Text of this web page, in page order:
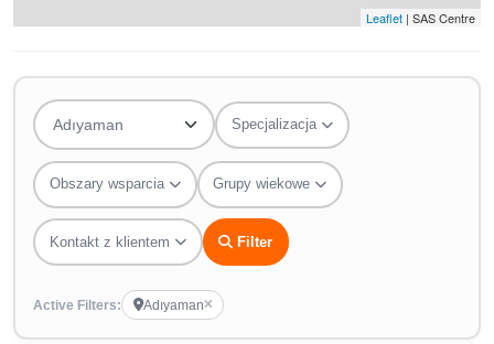
Leaflet | SAS Centre
Specjalizacja
Obszary wsparcia Grupy wiekowe
Kontakt z klientem Filter
Active Filters: Adıyaman